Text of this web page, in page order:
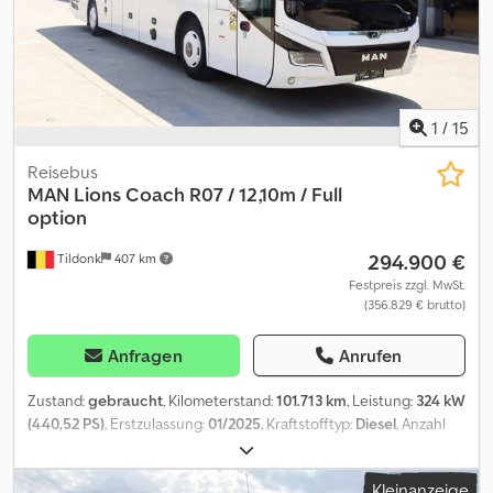
Vereinbarung besichtigt werden. Preis: 105.000 € (netto)
1 / 15
Tildonk 407 km
Reisebus
MAN Lions Coach R07 / 12,10m / Full
option
294.900 €
Festpreis zzgl. MwSt.
(356.829 € brutto)
Anfragen Anrufen
Zustand:gebraucht, Kilometerstand:101.713 km, Leistung: 324 kW
(440,52 PS) , Erstzulassung:01/2025 , Kraftstofftyp: Diesel , Anzahl
Automatisch
Euro6, Farbe:Sonstige, Bremsen:Retarder, Baujahr:2025,